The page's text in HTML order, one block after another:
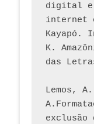
digital e
internet
Kayapó.
K.
das
Lemos,
exclusão